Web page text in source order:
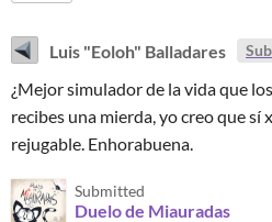
Luis "Eoloh" Balladares
¿Mejor simulador de la vida que
recibes una mierda, yo creo que sí
rejugable. Enhorabuena.
Submitted
Duelo de Miauradas